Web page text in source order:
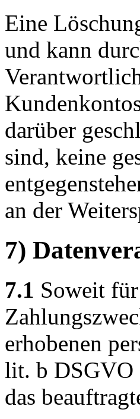
Eine
und kann
darüber
sind, keine
an der
7)
7.1 Soweit
erhobenen
lit. b DSGVO
das